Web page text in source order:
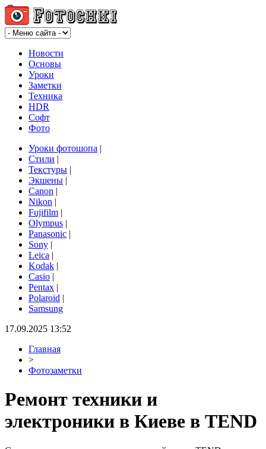
Новости
Основы
Уроки
Заметки
Техника
HDR
Софт
Фото
Уроки фотошопа |
Стили |
Текстуры |
Экшены |
Canon |
Nikon |
Fujifilm |
Olympus |
Panasonic |
Sony |
Leica |
Kodak |
Casio |
Pentax |
Polaroid |
Samsung
17.09.2025 13:52
Главная
>
Фотозаметки
Ремонт техники и
электроники в Киеве в TEND